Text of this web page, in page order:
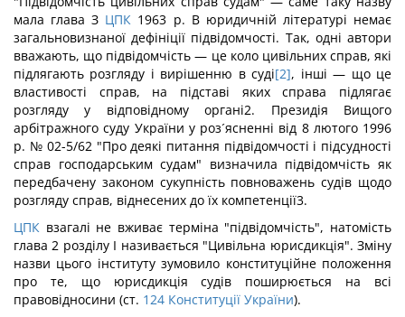
мала глава З ЦПК 1963 р. В юридичній літературі немає
загальновизнаної дефініції підвідомчості. Так, одні автори
вважають, що підвідомчість — це коло цивільних справ, які
підлягають розгляду і вирішенню в суді[2], інші — що це
влас­тивості справ, на підставі яких справа підлягає
розгляду у відповідному органі2. Президія Вищого
арбітражного суду України у роз´ясненні від 8 лютого 1996
р. № 02-5/62 "Про деякі питання підвідомчості і підсудності
справ господарським судам" визначила підвідомчість як
передбачену законом сукуп­ність повноважень судів щодо
розгляду справ, віднесених до їх компетенції3.
ЦПК взагалі не вживає терміна "підвідомчість", натомість
глава 2 розділу І називається "Цивільна юрисдикція". Зміну
назви цього інституту зумовило конституційне положення
про те, що юрисдикція судів поширюється на всі
правовідносини (ст. 124 Конституції України).